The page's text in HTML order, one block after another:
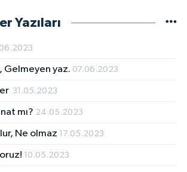
Yazıları
Gelmeyen yaz. 07.06.2023
31.05.2023
mı? 24.05.2023
Ne olmaz 17.05.2023
10.05.2023